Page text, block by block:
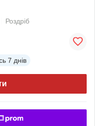
Роздріб
7 днів